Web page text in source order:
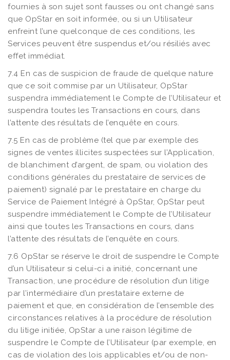
fournies à son sujet sont fausses ou ont changé sans
que OpStar en soit informée, ou si un Utilisateur
enfreint l’une quelconque de ces conditions, les
Services peuvent être suspendus et/ou résiliés avec
effet immédiat.
7.4 En cas de suspicion de fraude de quelque nature
que ce soit commise par un Utilisateur, OpStar
suspendra immédiatement le Compte de l’Utilisateur et
suspendra toutes les Transactions en cours, dans
l’attente des résultats de l’enquête en cours.
7.5 En cas de problème (tel que par exemple des
signes de ventes illicites suspectées sur l’Application,
de blanchiment d’argent, de spam, ou violation des
conditions générales du prestataire de services de
paiement) signalé par le prestataire en charge du
Service de Paiement Intégré à OpStar, OpStar peut
suspendre immédiatement le Compte de l’Utilisateur
ainsi que toutes les Transactions en cours, dans
l’attente des résultats de l’enquête en cours.
7.6 OpStar se réserve le droit de suspendre le Compte
d’un Utilisateur si celui-ci a initié, concernant une
Transaction, une procédure de résolution d’un litige
par l’intermédiaire d’un prestataire externe de
paiement et que, en considération de l’ensemble des
circonstances relatives à la procédure de résolution
du litige initiée, OpStar a une raison légitime de
suspendre le Compte de l’Utilisateur (par exemple, en
cas de violation des lois applicables et/ou de non-